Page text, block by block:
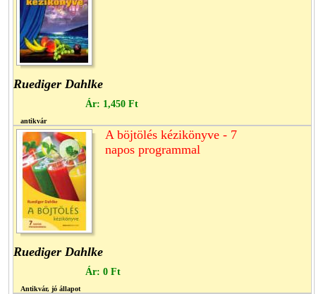
Ruediger Dahlke
Ár: 1,450 Ft
antikvár
A böjtölés kézikönyve - 7
napos programmal
Ruediger Dahlke
Ár: 0 Ft
Antikvár, jó állapot